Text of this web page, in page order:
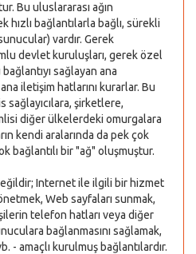
Bu uluslararası ağın
bağlantılarla bağlı, sürekli
vardır. Gerek
devlet kuruluşları, gerek özel
sağlayan ana
iletişim hatlarını kurarlar. Bu
şirketlere,
diğer ülkelerdeki omurgalara
kendi aralarında da pek çok
bağlantılı bir "ağ" oluşmuştur.
Internet ile ilgili bir hizmet
Web sayfaları sunmak,
telefon hatları veya diğer
bağlanmasını sağlamak,
- amaçlı kurulmuş bağlantılardır.